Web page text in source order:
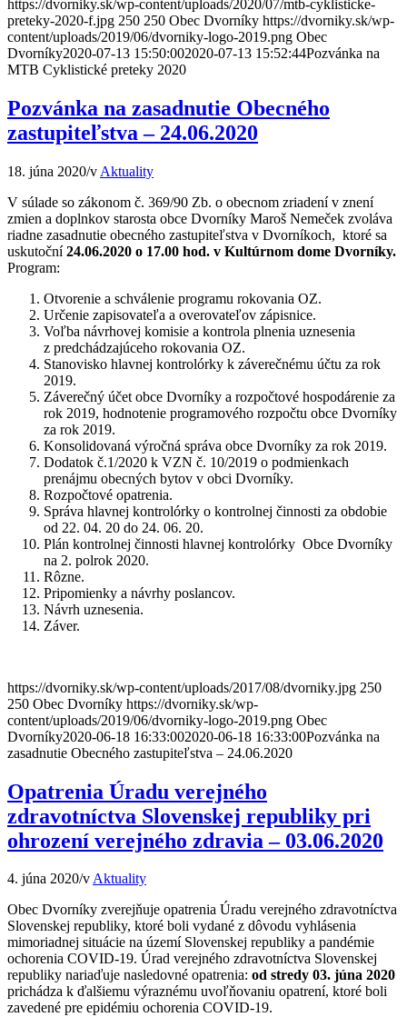
https://dvorniky.sk/wp-content/uploads/2020/07/mtb-cyklisticke-
preteky-2020-f.jpg 250 250 Obec Dvorníky https://dvorniky.sk/wp-
content/uploads/2019/06/dvorniky-logo-2019.png Obec
Dvorníky2020-07-13 15:50:002020-07-13 15:52:44Pozvánka na
MTB Cyklistické preteky 2020
Pozvánka na zasadnutie Obecného
zastupiteľstva – 24.06.2020
18. júna 2020/v Aktuality
V súlade so zákonom č. 369/90 Zb. o obecnom zriadení v znení
zmien a doplnkov starosta obce Dvorníky Maroš Nemeček zvoláva
riadne zasadnutie obecného zastupiteľstva v Dvorníkoch, ktoré sa
uskutoční24.06.2020 o 17.00 hod. v Kultúrnom dome Dvorníky.
Program:
Otvorenie a schválenie programu rokovania OZ.
Určenie zapisovateľa a overovateľov zápisnice.
Voľba návrhovej komisie a kontrola plnenia uznesenia
z predchádzajúceho rokovania OZ.
Stanovisko hlavnej kontrolórky k záverečnému účtu za rok
2019.
Záverečný účet obce Dvorníky a rozpočtové hospodárenie za
rok 2019, hodnotenie programového rozpočtu obce Dvorníky
za rok 2019.
Konsolidovaná výročná správa obce Dvorníky za rok 2019.
Dodatok č.1/2020 k VZN č. 10/2019 o podmienkach
prenájmu obecných bytov v obci Dvorníky.
Rozpočtové opatrenia.
Správa hlavnej kontrolórky o kontrolnej činnosti za obdobie
od 22. 04. 20 do 24. 06. 20.
Plán kontrolnej činnosti hlavnej kontrolórky Obce Dvorníky
na 2. polrok 2020.
Rôzne.
Pripomienky a návrhy poslancov.
Návrh uznesenia.
Záver.
https://dvorniky.sk/wp-content/uploads/2017/08/dvorniky.jpg 250
250 Obec Dvorníky https://dvorniky.sk/wp-
content/uploads/2019/06/dvorniky-logo-2019.png Obec
Dvorníky2020-06-18 16:33:002020-06-18 16:33:00Pozvánka na
zasadnutie Obecného zastupiteľstva – 24.06.2020
Opatrenia Úradu verejného
zdravotníctva Slovenskej republiky pri
ohrození verejného zdravia – 03.06.2020
4. júna 2020/vAktuality
Obec Dvorníky zverejňuje opatrenia Úradu verejného zdravotníctva
Slovenskej republiky, ktoré boli vydané z dôvodu vyhlásenia
mimoriadnej situácie na území Slovenskej republiky a pandémie
ochorenia COVID-19. Úrad verejného zdravotníctva Slovenskej
republiky nariaďuje nasledovné opatrenia: od stredy 03. júna 2020
prichádza k ďalšiemu výraznému uvoľňovaniu opatrení, ktoré boli
zavedené pre epidémiu ochorenia COVID-19.